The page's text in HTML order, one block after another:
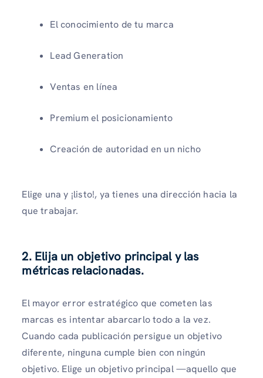
El conocimiento de tu marca
Lead Generation
Ventas en línea
Premium el posicionamiento
Creación de autoridad en un nicho
Elige una y ¡listo!, ya tienes una dirección hacia la
que trabajar.
2. Elija un objetivo principal y las
métricas relacionadas.
El mayor error estratégico que cometen las
marcas es intentar abarcarlo todo a la vez.
Cuando cada publicación persigue un objetivo
diferente, ninguna cumple bien con ningún
objetivo. Elige un objetivo principal —aquello que